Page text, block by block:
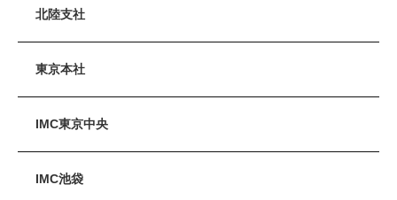
北陸支社
東京本社
IMC東京中央
IMC池袋